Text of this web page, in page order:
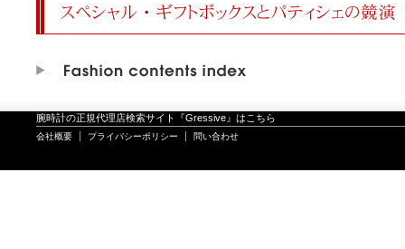
腕時計の正規代理店検索サイト『Gressive』はこちら
会社概要 プライバシーポリシー 問い合わせ